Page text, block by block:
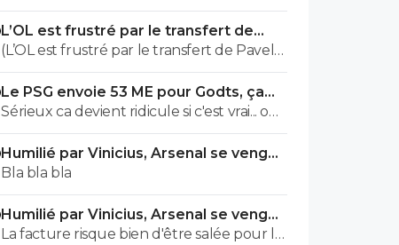
clubs de ligue macdo réunis hors quatar..
ils veulent juste profitez au maximum des
clubs qui sont beaucoup plus mal lotis
qu'eux c'est la loi du plus fort tout
simplement..
L’OL est frustré par le transfert de
Pavel Sulc
(L’OL est frustré par le transfert de Pavel
Sulc) ... mais le public aussi commence a
être frustré ... la vente de ces "excellents"
joueurs dont fait partie Pavel Sulc ... pour
récupérer quoi ? qui? À un moment
donné il faudra bien arriver a construire
dans le long terme... et avec , seulement
avec , une équipe régulière ça finira par
payer, mais là pour l'instant, ???
Le PSG envoie 53 ME pour Godts, ça
bloque toujours
Sérieux ca devient ridicule si c'est vrai... on
a besoin de joueur pour la supercoupe !
sérieux a 5 ou 7M€ pres, go !!
Humilié par Vinicius, Arsenal se venge
sur le PSG
Bla bla bla
Humilié par Vinicius, Arsenal se venge
sur le PSG
La facture risque bien d'être salée pour le